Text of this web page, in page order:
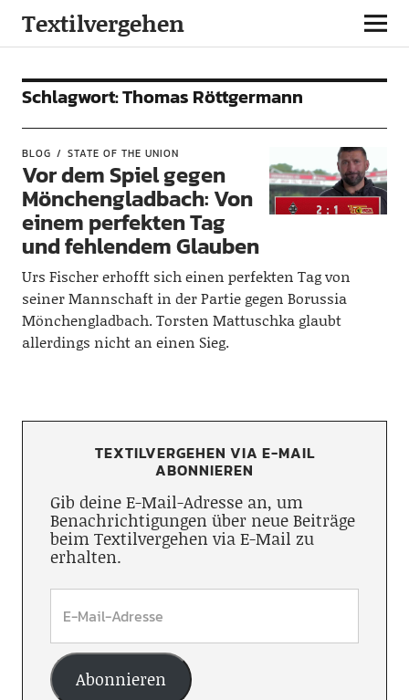
Textilvergehen
Schlagwort:Thomas Röttgermann
BLOG STATE OF THE UNION
Vor dem Spiel gegen
Mönchengladbach: Von
einem perfekten Tag
und fehlendem Glauben
Urs Fischer erhofft sich einen perfekten Tag von
seiner Mannschaft in der Partie gegen Borussia
Mönchengladbach. Torsten Mattuschka glaubt
allerdings nicht an einen Sieg.
TEXTILVERGEHEN VIA E-MAIL
ABONNIEREN
Gib deine E-Mail-Adresse an, um
Benachrichtigungen über neue Beiträge
beim Textilvergehen via E-Mail zu
erhalten.
Abonnieren